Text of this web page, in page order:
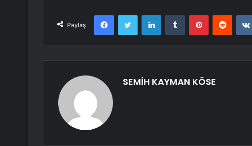
Paylaş
FacebookTwitter LinkedInTumblr PinterestReddit
SEMİH KAYMAN KÖSE